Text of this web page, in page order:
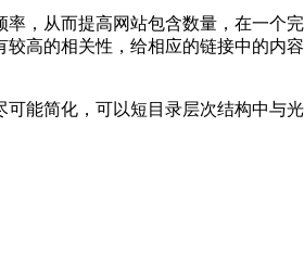
，从而提高网站包含数量，在一个
高的相关性，给相应的链接中的内
能简化，可以短目录层次结构中与